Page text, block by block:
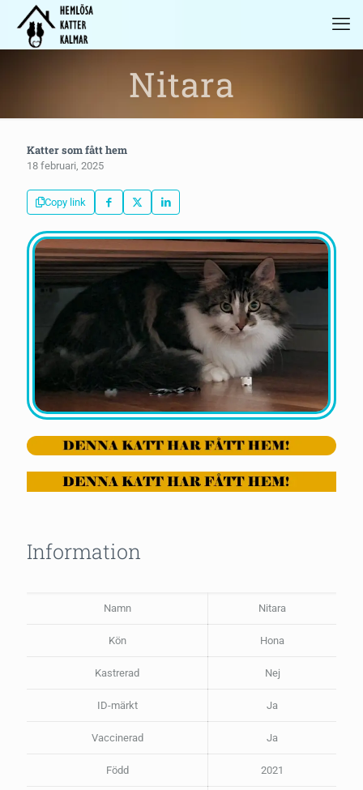
Nitara
Katter som fått hem
18 februari, 2025
Copy link
Information
Namn Nitara
Kön Hona
Kastrerad Nej
ID-märkt Ja
Vaccinerad Ja
Född 2021